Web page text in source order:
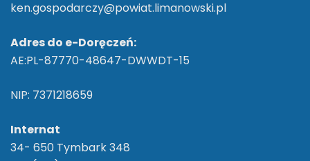
ken.gospodarczy@powiat.limanowski.pl
Adres do e-Doręczeń:
AE:PL-87770-48647-DWWDT-15
NIP: 7371218659
Internat
34- 650 Tymbark 348